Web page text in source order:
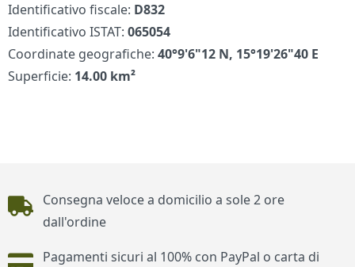
Identificativo fiscale: D832
Identificativo ISTAT:065054
Coordinate geografiche:40°9'6"12 N, 15°19'26"40 E
Superficie: 14.00 km²
Piè di pagina
Consegna veloce a domicilio a sole 2 ore
dall'ordine
Pagamenti sicuri al 100% con PayPal o carta di